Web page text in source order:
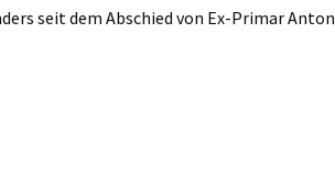
seit dem Abschied von Ex-Primar Anton